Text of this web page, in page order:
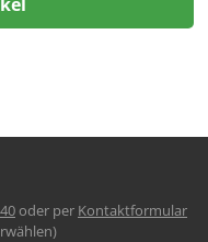
oder per Kontaktformular